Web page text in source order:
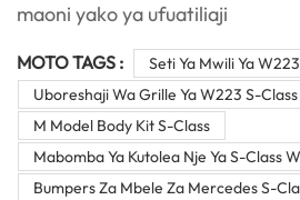
maoni yako ya ufuatiliaji
MOTO TAGS :
Seti Ya Mwili Ya
Uboreshaji Wa Grille Ya W223 S-Class
M Model Body Kit S-Class
Mabomba Ya Kutolea Nje Ya S-Class
Bumpers Za Mbele Za Mercedes S-